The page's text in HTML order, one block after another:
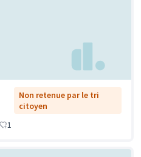
Non retenue par le tri
citoyen
1